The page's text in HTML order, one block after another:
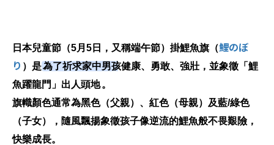
日本兒童節（5月5日，又稱端午節）掛鯉魚旗（鯉のぼ
り ）是為了祈求家中男孩健康、勇敢、強壯，並象徵「鯉
魚躍龍門」出人頭地。
旗幟顏色通常為黑色（父親）、紅色（母親）及藍/綠色
（子女），隨風飄揚象徵孩子像逆流的鯉魚般不畏艱險，
快樂成長。